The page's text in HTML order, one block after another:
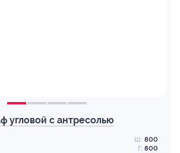
угловой с антресолью
Ш: 800
Г: 800